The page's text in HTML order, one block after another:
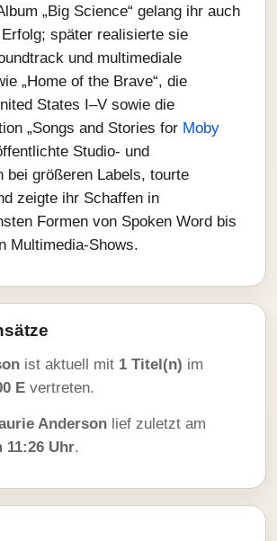
„Big Science“ gelang ihr auch
später realisierte sie
und multimediale
„Home of the Brave“, die
States I–V sowie die
„Songs and Stories for Moby
Studio‑ und
bei größeren Labels, tourte
zeigte ihr Schaffen in
Formen von Spoken Word bis
Multimedia‑Shows.
ist aktuell mit 1 Titel(n) im
E vertreten.
Anderson lief zuletzt am
11:26 Uhr.